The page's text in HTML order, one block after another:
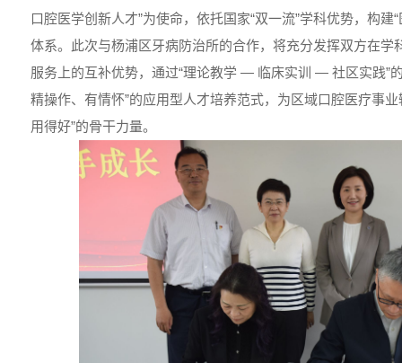
口腔医学创新人才”为使命，依托国家“双一流”学科优势，构建
体系。此次与杨浦区牙病防治所的合作，将充分发挥双方在学
服务上的互补优势，通过“理论教学 — 临床实训 — 社区实践”
精操作、有情怀”的应用型人才培养范式，为区域口腔医疗事
用得好”的骨干力量。